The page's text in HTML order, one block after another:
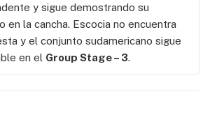
y sigue demostrando su
en la cancha. Escocia no encuentra
y el conjunto sudamericano sigue
en el Group Stage – 3.